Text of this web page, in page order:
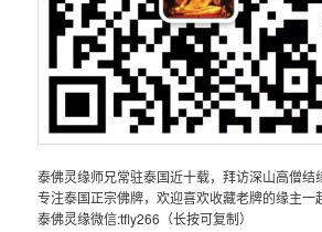
泰佛灵缘师兄常驻泰国近十载，拜访深山高僧结
专注泰国正宗佛牌，欢迎喜欢收藏老牌的缘主一
泰佛灵缘微信:tfly266（长按可复制）